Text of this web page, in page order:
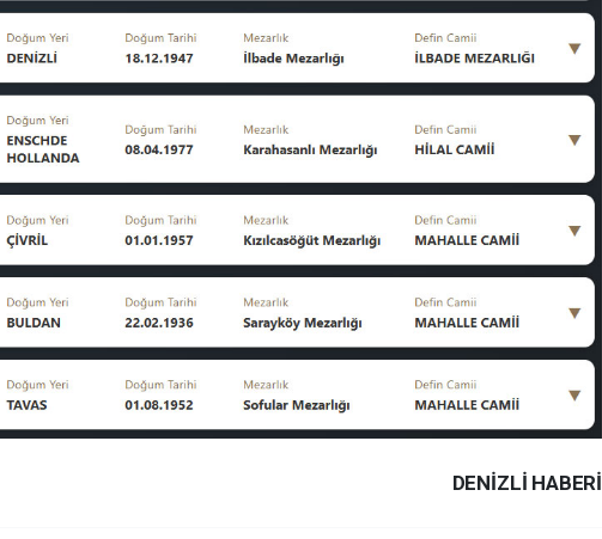
DENIZLI HABERİ